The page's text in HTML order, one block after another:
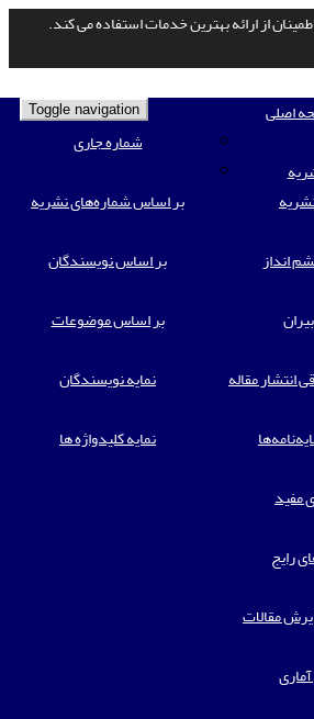
از ارائه بهترین خدمات استفاده می کند.
Toggle navigation
اصلی
شماره جاری
بر اساس شماره‌های نشریه
بر اساس نویسندگان
بر اساس موضوعات
نمایه نویسندگان
نمایه کلیدواژه ها
انداز
انتشار مقاله
مفید
رایج
مقالات